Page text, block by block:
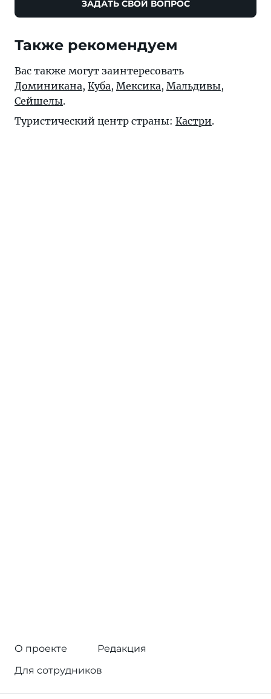
ЗАДАТЬ СВОЙ ВОПРОС
Также рекомендуем
Вас также могут заинтересовать
Доминикана, Куба, Мексика, Мальдивы,
Сейшелы.
Туристический центр страны: Кастри.
О проекте
Редакция
Для сотрудников